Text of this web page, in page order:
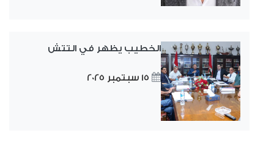
الخطيب يظهر في التتش
15 سبتمبر 2025